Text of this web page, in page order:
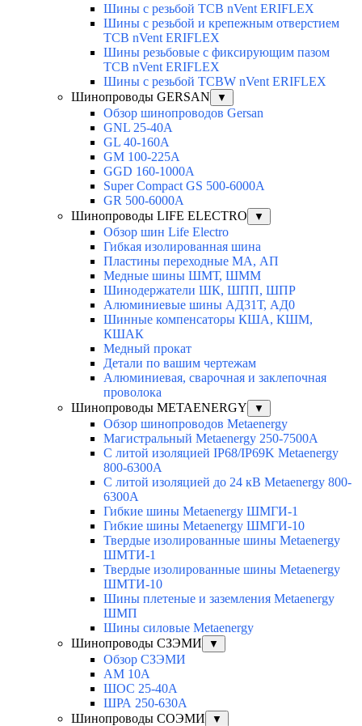
Шины с резьбой TCB nVent ERIFLEX
Шины с резьбой и крепежным отверстием
TCB nVent ERIFLEX
Шины резьбовые с фиксирующим пазом
TCB nVent ERIFLEX
Шины с резьбой TCBW nVent ERIFLEX
Шинопроводы GERSAN
▼
Обзор шинопроводов Gersan
GNL 25-40A
GL 40-160A
GM 100-225A
GGD 160-1000A
Super Compact GS 500-6000A
GR 500-6000A
Шинопроводы LIFE ELECTRO
▼
Обзор шин Life Electro
Гибкая изолированная шина
Пластины переходные МА, АП
Медные шины ШМТ, ШММ
Шинодержатели ШК, ШПП, ШПР
Алюминиевые шины АД31Т, АД0
Шинные компенсаторы КША, КШМ,
КШАК
Медный прокат
Детали по вашим чертежам
Алюминиевая, cварочная и заклепочная
проволока
Шинопроводы METAENERGY
▼
Обзор шинопроводов Metaenergy
Магистральный Metaenergy 250-7500A
С литой изоляцией IP68/IP69K Metaenergy
800-6300A
С литой изоляцией до 24 кВ Metaenergy 800-
6300A
Гибкие шины Metaenergy ШМГИ-1
Гибкие шины Metaenergy ШМГИ-10
Твердые изолированные шины Metaenergy
ШМТИ-1
Твердые изолированные шины Metaenergy
ШМТИ-10
Шины плетеные и заземления Metaenergy
ШМП
Шины силовые Metaenergy
Шинопроводы СЗЭМИ
▼
Обзор СЗЭМИ
АМ 10А
ШОС 25-40А
ШРА 250-630А
Шинопроводы СОЭМИ
▼